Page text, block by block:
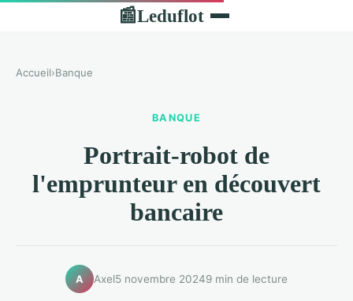
📰Leduflot
Accueil›Banque
BANQUE
Portrait-robot de
l'emprunteur en découvert
bancaire
A Axel5 novembre 20249 min de lecture